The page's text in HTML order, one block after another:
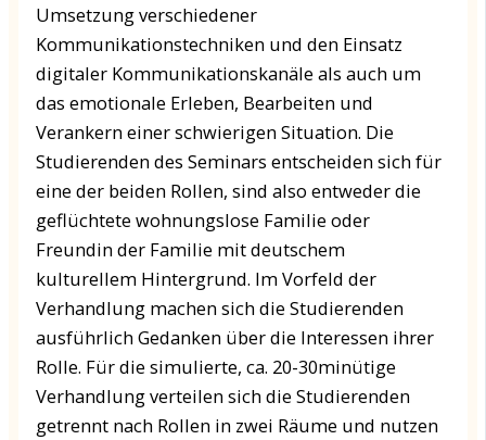
Umsetzung verschiedener
Kommunikationstechniken und den Einsatz
digitaler Kommunikationskanäle als auch um
das emotionale Erleben, Bearbeiten und
Verankern einer schwierigen Situation. Die
Studierenden des Seminars entscheiden sich für
eine der beiden Rollen, sind also entweder die
geflüchtete wohnungslose Familie oder
Freundin der Familie mit deutschem
kulturellem Hintergrund. Im Vorfeld der
Verhandlung machen sich die Studierenden
ausführlich Gedanken über die Interessen ihrer
Rolle. Für die simulierte, ca. 20-30minütige
Verhandlung verteilen sich die Studierenden
getrennt nach Rollen in zwei Räume und nutzen